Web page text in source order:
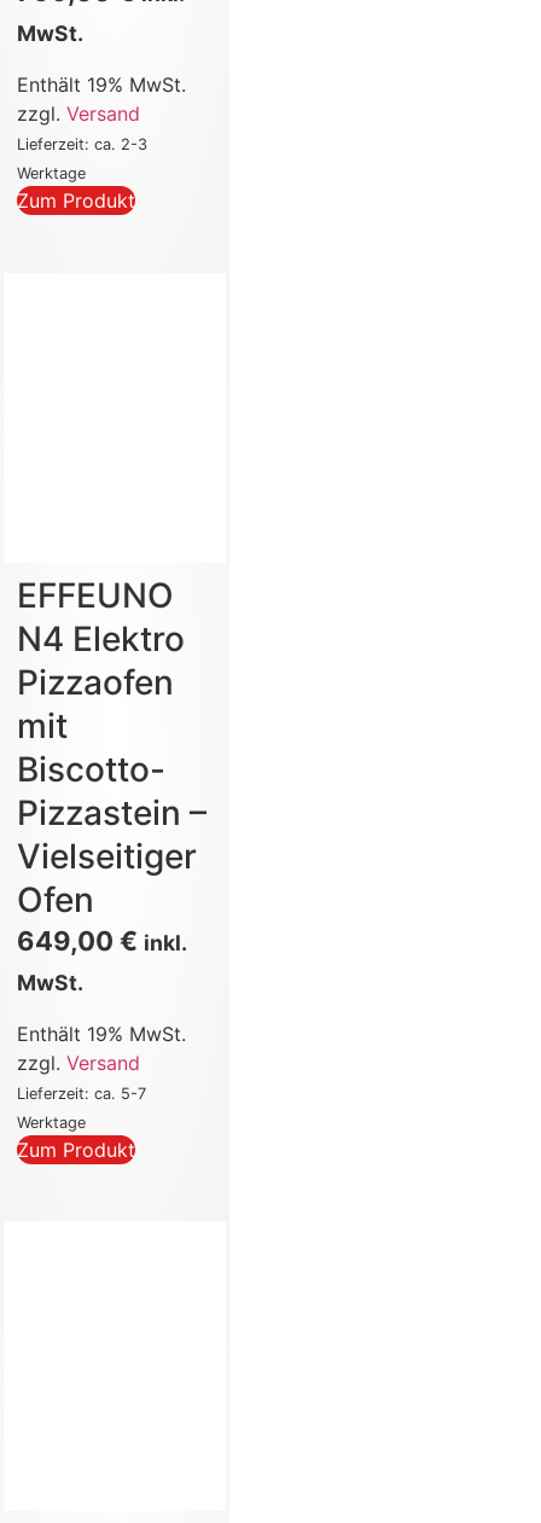
MwSt.
Enthält 19% MwSt.
zzgl.Versand
Lieferzeit: ca. 2-3
Werktage
Zum Produkt
EFFEUNO
N4 Elektro
Pizzaofen
mit
Biscotto-
Pizzastein –
Vielseitiger
Ofen
649,00€ inkl.
MwSt.
Enthält 19% MwSt.
zzgl.Versand
Lieferzeit: ca. 5-7
Werktage
Zum Produkt